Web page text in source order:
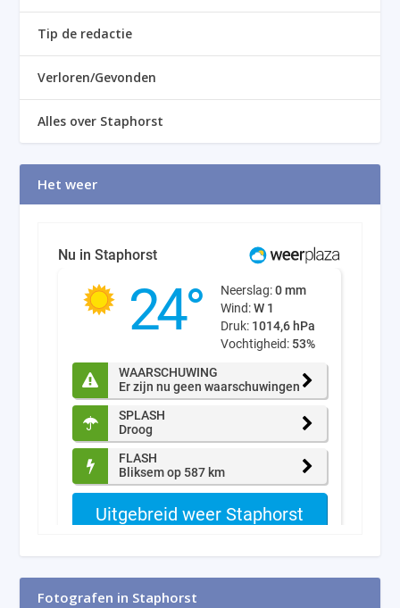
Tip de redactie
Verloren/Gevonden
Alles over Staphorst
Het weer
Fotografen in Staphorst